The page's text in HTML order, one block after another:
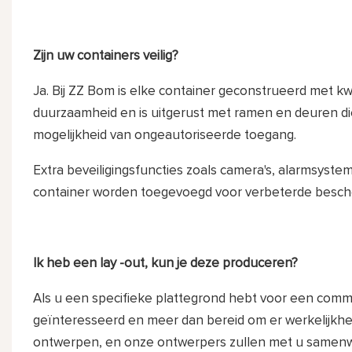
Zijn uw containers veilig?
Ja. Bij ZZ Bom is elke container geconstrueerd met
duurzaamheid en is uitgerust met ramen en deuren
mogelijkheid van ongeautoriseerde toegang.
Extra beveiligingsfuncties zoals camera's,
container worden toegevoegd voor verbeterde
Ik heb een lay -out, kun je deze produceren?
Als u een specifieke plattegrond hebt voor een
geïnteresseerd en meer dan bereid om er
ontwerpen, en onze ontwerpers zullen met u